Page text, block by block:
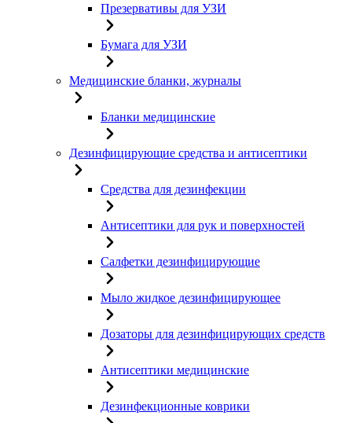
Презервативы для УЗИ
Бумага для УЗИ
Медицинские бланки, журналы
Бланки медицинские
Дезинфицирующие средства и антисептики
Средства для дезинфекции
Антисептики для рук и поверхностей
Салфетки дезинфицирующие
Мыло жидкое дезинфицирующее
Дозаторы для дезинфицирующих средств
Антисептики медицинские
Дезинфекционные коврики